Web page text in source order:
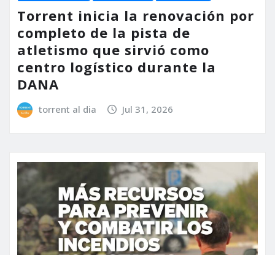
Torrent inicia la renovación por
completo de la pista de
atletismo que sirvió como
centro logístico durante la
DANA
torrent al dia Jul 31, 2026